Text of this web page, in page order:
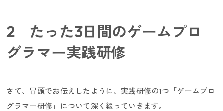
採用ニュース／イベント
2 たった3日間のゲームプロ
グラマー実践研修
さて、冒頭でお伝えしたように、実践研修の1つ「ゲームプロ
グラマー研修」について深く綴っていきます。